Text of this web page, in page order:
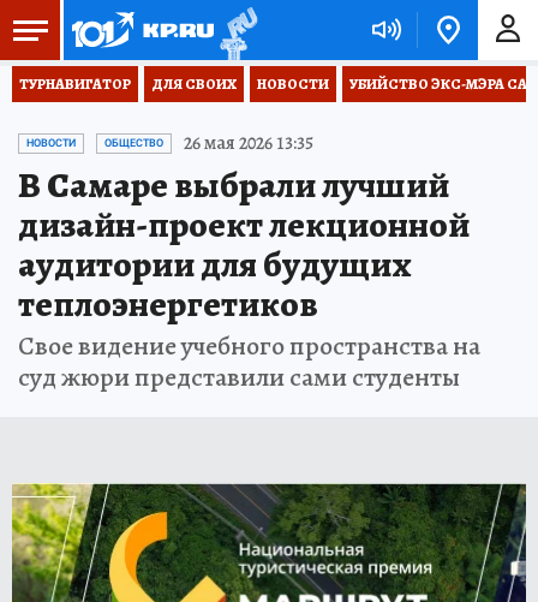
ТУРНАВИГАТОР ДЛЯ СВОИХ НОВОСТИ УБИЙСТВО ЭКС-МЭРА
НОВОСТИ ОБЩЕСТВО 26 мая 2026 13:35
В Самаре выбрали лучший
дизайн-проект лекционной
аудитории для будущих
теплоэнергетиков
Свое видение учебного пространства на
суд жюри представили сами студенты